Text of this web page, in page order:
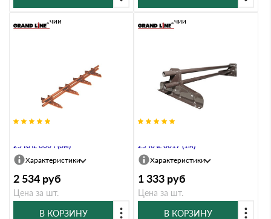
25 RAL 8004 (3м)
В наличии
Характеристики
2 534 руб
Цена за шт.
В КОРЗИНУ
25 RAL 8017 (1м)
В наличии
Характеристики
1 333 руб
Цена за шт.
В КОРЗИНУ